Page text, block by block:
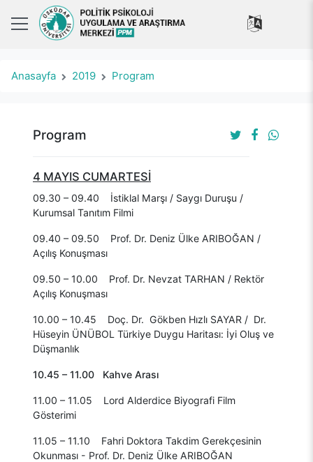
Anasayfa 2019 Program
Program
4 MAYIS CUMARTESİ
09.30 – 09.40 İstiklal Marşı / Saygı Duruşu /
Kurumsal Tanıtım Filmi
09.40 ­– 09.50 Prof. Dr. Deniz Ülke ARIBOĞAN /
Açılış Konuşması
09.50 – 10.00 Prof. Dr. Nevzat TARHAN / Rektör
Açılış Konuşması
10.00 – 10.45 Doç. Dr. Gökben Hızlı SAYAR / Dr.
Hüseyin ÜNÜBOL Türkiye Duygu Haritası: İyi Oluş ve
Düşmanlık
10.45 – 11.00 Kahve Arası
11.00 – 11.05 Lord Alderdice Biyografi Film
Gösterimi
11.05 – 11.10 Fahri Doktora Takdim Gerekçesinin
Okunması - Prof. Dr. Deniz Ülke ARIBOĞAN